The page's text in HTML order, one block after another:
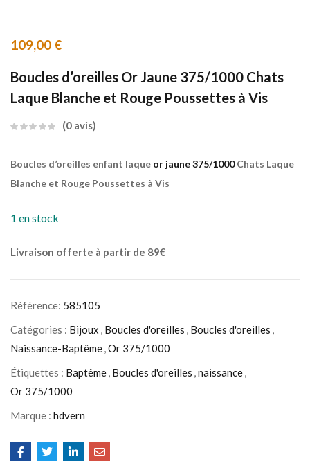
109,00 €
Boucles d’oreilles Or Jaune 375/1000 Chats
Laque Blanche et Rouge Poussettes à Vis
0 avis
Boucles d’oreilles enfant laque or jaune 375/1000Chats Laque
Blanche et Rouge Poussettes à Vis
1 en stock
Livraison offerte à partir de 89€
Référence: 585105
Catégories : Bijoux , Boucles d'oreilles , Boucles d'oreilles ,
Naissance-Baptême,Or 375/1000
Étiquettes : Baptême, Boucles d'oreilles ,naissance,
Or 375/1000
Marque : hdvern